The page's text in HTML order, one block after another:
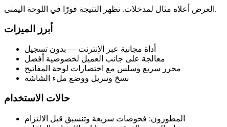
العرض أعلاه مثال لمدخلات. تظهر النتيجة فورًا في اللوحة اليمنى.
أبرز الميزات
أداة مجانية عبر الإنترنت — بدون تسجيل
معالجة على جانب العميل لخصوصية أفضل
محرر سريع وسلس مع اختصارات لوحة المفاتيح
نسخ وتنزيل ووضع ملء الشاشة
حالات الاستخدام
المطورون: فحوصات سريعة وتنسيق قبل الالتزام